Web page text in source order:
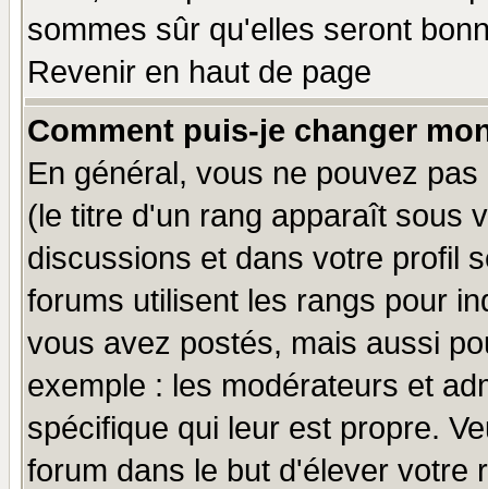
sommes sûr qu'elles seront
Revenir en haut de page
Comment puis-je changer
En général, vous ne pouvez
(le titre d'un rang apparaît sous
discussions et dans votre profil
forums utilisent les rangs pour
vous avez postés, mais aussi
exemple : les modérateurs et
spécifique qui leur est propre.
forum dans le but d'élever votre